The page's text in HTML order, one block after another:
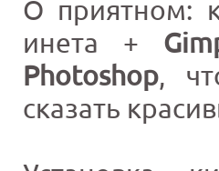
О приятном:
инета +
Photoshop,
сказать